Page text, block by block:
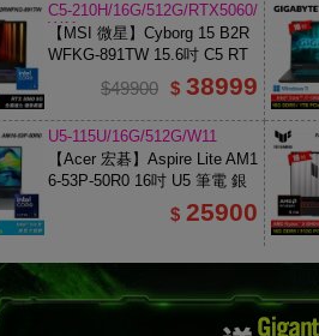
C5-210H/16G/512G/RTX5060/
W11
【MSI 微星】Cyborg 15 B2R
WFKG-891TW 15.6吋 C5 RT
X5060 電競筆電【福利良品】
$49900 $ 38999
U5-115U/16G/512G/W11
【Acer 宏碁】Aspire Lite AM1
6-53P-50R0 16吋 U5 筆電 銀
$ 25900